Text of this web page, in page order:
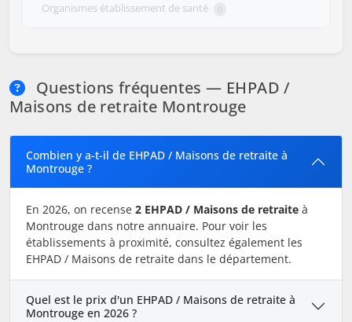
Organismes établissement de santé 0
Questions fréquentes — EHPAD /
Maisons de retraite Montrouge
Combien y a-t-il de EHPAD / Maisons de retraite à
Montrouge ?
En 2026, on recense 2 EHPAD / Maisons de retraite à
Montrouge dans notre annuaire. Pour voir les
établissements à proximité, consultez également les
EHPAD / Maisons de retraite dans le département.
Quel est le prix d'un EHPAD / Maisons de retraite à
Montrouge en 2026 ?